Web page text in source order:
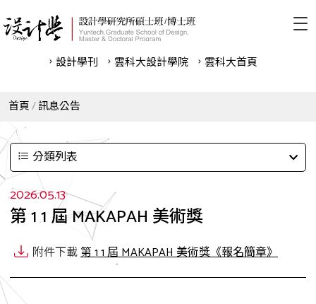
設計學刊 雲科⼤設計學院 雲科⼤首頁
首頁 訊息公告
分類列表
2026.05.13
第 1 1 屆 MAKAPAH 美術獎
附件下載第 1 1 屆 MAKAPAH 美術獎《報名簡章》